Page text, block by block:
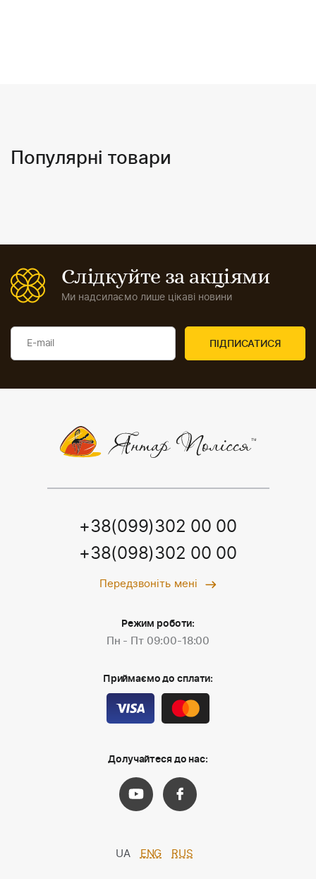
Популярні товари
Слідкуйте за акціями
Ми надсилаємо лише цікаві новини
+38(099)302 00 00
+38(098)302 00 00
Передзвоніть мені
Режим роботи:
Пн - Пт 09:00-18:00
Приймаємо до сплати:
Долучайтеся до нас:
UA ENG RUS